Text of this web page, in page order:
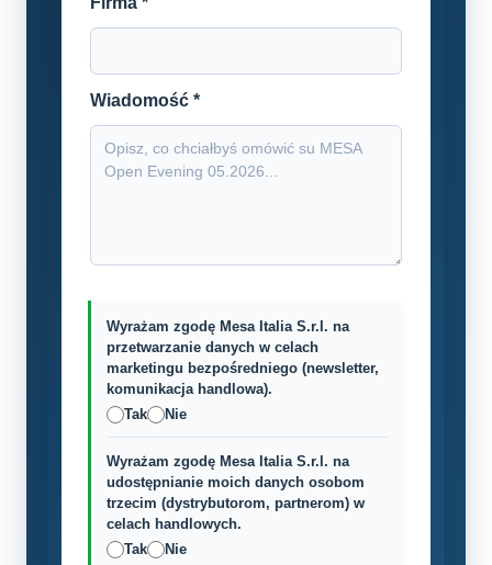
Wiadomość *
Wyrażam zgodę Mesa Italia S.r.l. na
przetwarzanie danych w celach
marketingu bezpośredniego (newsletter,
komunikacja handlowa).
Tak
Nie
Wyrażam zgodę Mesa Italia S.r.l. na
udostępnianie moich danych osobom
trzecim (dystrybutorom, partnerom) w
celach handlowych.
Tak
Nie